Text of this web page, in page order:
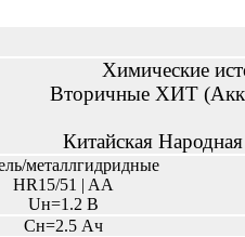
Химические
Вторичные ХИТ
Китайская
металлгидридные
HR15/51 | AA
Uн=1.2 В
Сн=2.5 Ач